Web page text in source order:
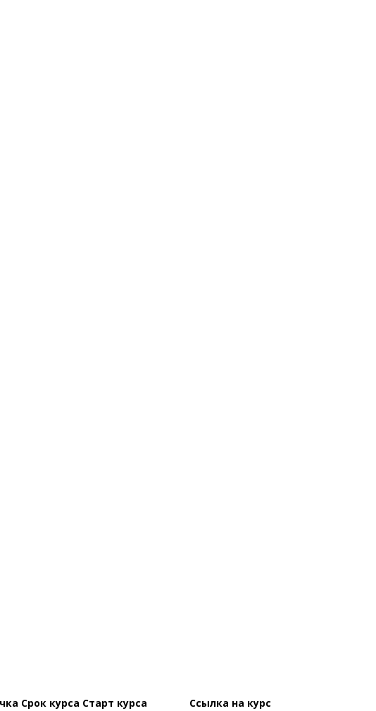
Срок курса Старт курса Ссылка на курс